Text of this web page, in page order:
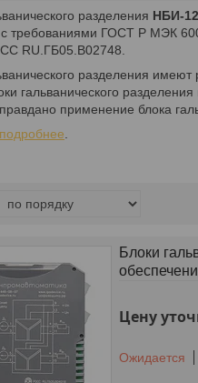
разделения НБИ-
с требованиями ГОСТ Р МЭК
RU.ГБ05.В02748.
разделения
гальванического
применение блока
подробнее
Блоки
Цену
Ожидается